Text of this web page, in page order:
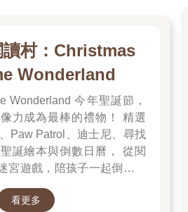
讀村：Christmas
Wonderland
Wonderland 今年聖誕節，
力成為最棒的禮物！ 精選
Paw Patrol、迪士尼、尋找
誕繪本與倒數日曆， 從閱
宮遊戲，陪孩子一起倒數歡
， Read it, Play it, Feel the
看更多